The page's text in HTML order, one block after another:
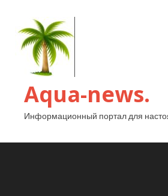
Aqua-news.
Информационный портал для